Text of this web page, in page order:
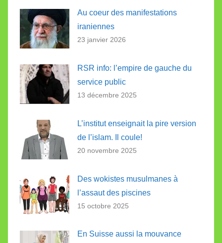
Au coeur des manifestations
iraniennes
23 janvier 2026
RSR info: l’empire de gauche du
service public
13 décembre 2025
L’institut enseignait la pire version
de l’islam. Il coule!
20 novembre 2025
Des wokistes musulmanes à
l’assaut des piscines
15 octobre 2025
En Suisse aussi la mouvance